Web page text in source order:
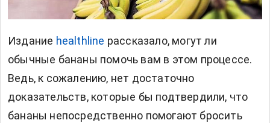
Издание healthline рассказало, могут ли
обычные бананы помочь вам в этом процессе.
Ведь, к сожалению, нет достаточно
доказательств, которые бы подтвердили, что
бананы непосредственно помогают бросить